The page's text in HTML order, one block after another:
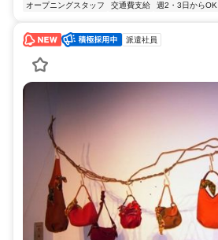
オープニングスタッフ
交通費支給 週2・3日からOK
派遣社員